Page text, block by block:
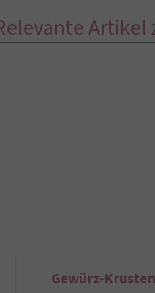
Artikel
Gewürz-